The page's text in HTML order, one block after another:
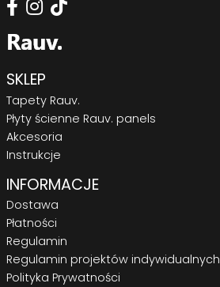
SKLEP
Tapety Rauv.
Płyty ścienne Rauv. panels
Akcesoria
Instrukcje
INFORMACJE
Dostawa
Płatności
Regulamin
Regulamin projektów indywidualnych
Polityka Prywatności